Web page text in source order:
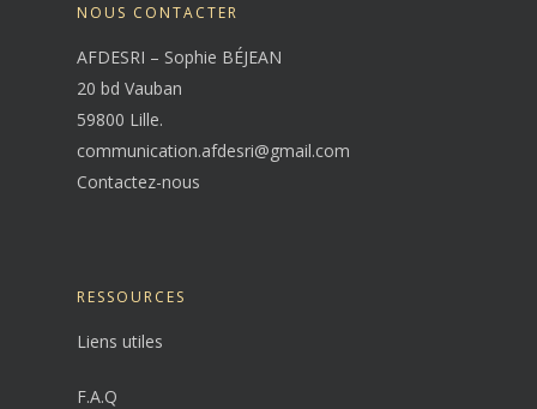
NOUS CONTACTER
AFDESRI – Sophie BÉJEAN
20 bd Vauban
59800 Lille.
communication.afdesri@gmail.com
Contactez-nous
RESSOURCES
Liens utiles
F.A.Q